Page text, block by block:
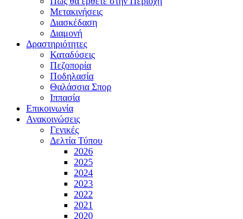
Μετακινήσεις
Διασκέδαση
Διαμονή
Δραστηριότητες
Καταδύσεις
Πεζοπορία
Ποδηλασία
Θαλάσσια Σπορ
Ιππασία
Επικοινωνία
Ανακοινώσεις
Γενικές
Δελτία Τύπου
2026
2025
2024
2023
2022
2021
2020